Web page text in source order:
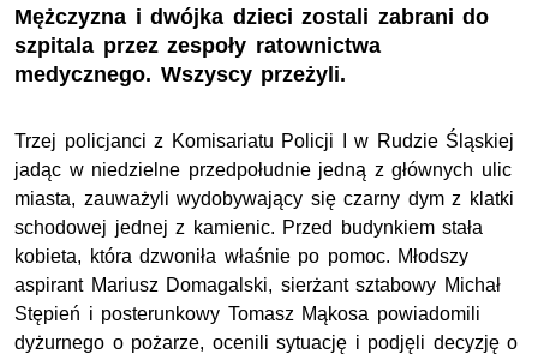
Mężczyzna i dwójka dzieci zostali zabrani do
szpitala przez zespoły ratownictwa
medycznego. Wszyscy przeżyli.
Trzej policjanci z Komisariatu Policji I w Rudzie Śląskiej
jadąc w niedzielne przedpołudnie jedną z głównych ulic
miasta, zauważyli wydobywający się czarny dym z klatki
schodowej jednej z kamienic. Przed budynkiem stała
kobieta, która dzwoniła właśnie po pomoc. Młodszy
aspirant Mariusz Domagalski, sierżant sztabowy Michał
Stępień i posterunkowy Tomasz Mąkosa powiadomili
dyżurnego o pożarze, ocenili sytuację i podjęli decyzję o